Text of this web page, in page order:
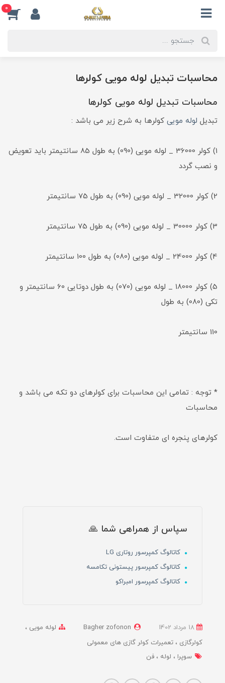
0
محاسبات تبدیل لوله مویی کولرها
محاسبات تبدیل لوله مویی کولرها
تبدیل لوله مویی کولرها به شرح زیر می باشد :
1) کولر 36000 _ لوله مویی (090) به طول 85 سانتیمتر باید تعویض
و نصب گردد
2) کولر 32000 _ لوله مویی (090) به طول 75 سانتیمتر
3) کولر 30000 _ لوله مویی (090) به طول 75 سانتیمتر
4) کولر 24000 _ لوله مویی (080) به طول 100 سانتیمتر
5) کولر 18000 _ لوله مویی (070) به طول دوتایی 60 سانتیمتر و
تکی (080) به طول
110 سانتیمتر
* توجه : تمامی این محاسبات برای کولرهای دو تکه می باشد و
محاسبات
کولرهای پنجره ای متفاوت است.
سپاس از همراهی شما 🙏
کاتالوگ کمپرسور روتاری LG
کاتالوگ کمپرسور پیستونی تکامسه
کاتالوگ کمپرسور امبراکو
Bagher zofonon
لوله مویی
کولرگازی
تعمیرات کولر گازی های معمولی
سوپرا
لوله فن